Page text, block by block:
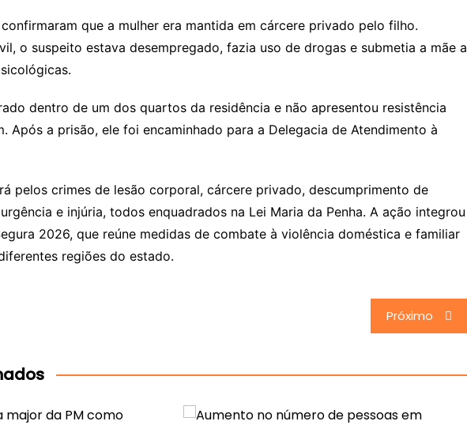
que a mulher era mantida em cárcere privado pelo filho.
o suspeito estava desempregado, fazia uso de drogas e submetia a mãe a
dentro de um dos quartos da residência e não apresentou resistência
Após a prisão, ele foi encaminhado para a Delegacia de Atendimento à
pelos crimes de lesão corporal, cárcere privado, descumprimento de
e injúria, todos enquadrados na Lei Maria da Penha. A ação integrou
2026, que reúne medidas de combate à violência doméstica e familiar
regiões do estado.
Próximo